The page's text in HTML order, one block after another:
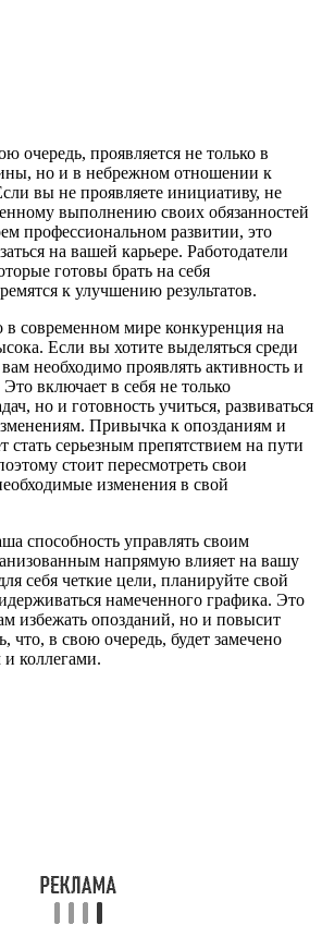
очередь, проявляется не только в
но и в небрежном отношении к
вы не проявляете инициативу, не
выполнению своих обязанностей
профессиональном развитии, это
на вашей карьере. Работодатели
готовы брать на себя
к улучшению результатов.
современном мире конкуренция на
Если вы хотите выделяться среди
необходимо проявлять активность и
включает в себя не только
но и готовность учиться, развиваться
Привычка к опозданиям и
стать серьезным препятствием на пути
стоит пересмотреть свои
изменения в свой
способность управлять своим
напрямую влияет на вашу
себя четкие цели, планируйте свой
намеченного графика. Это
избежать опозданий, но и повысит
что, в свою очередь, будет замечено
коллегами.